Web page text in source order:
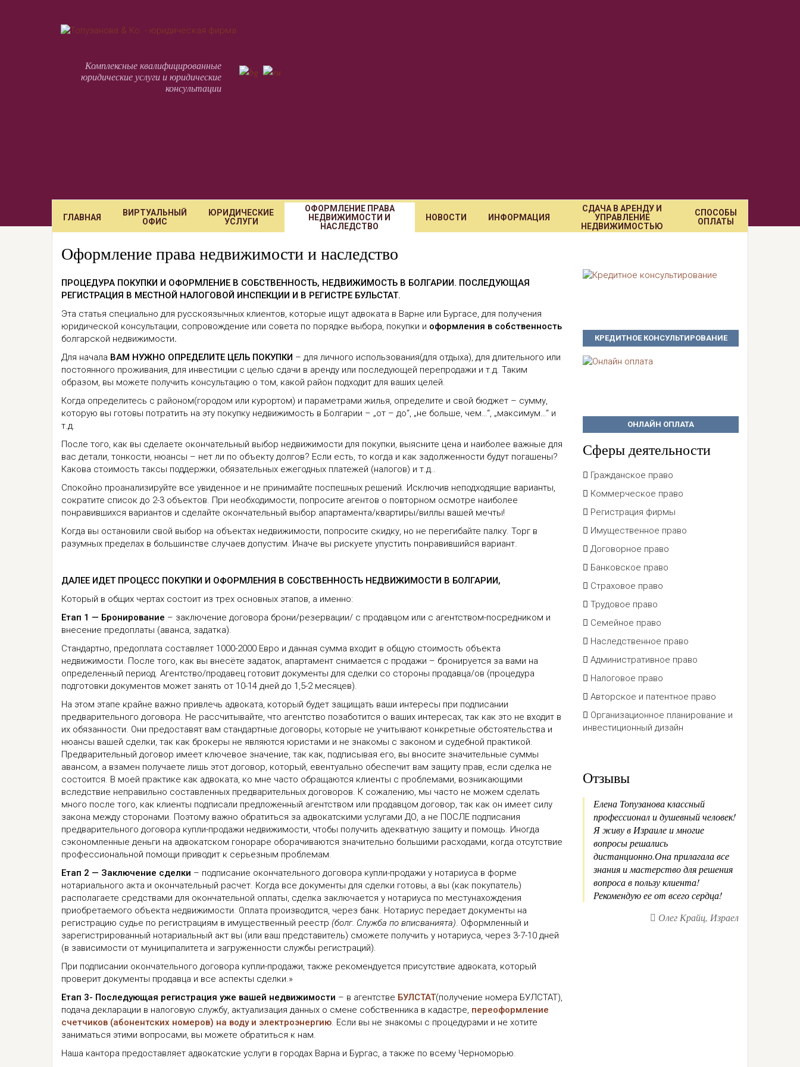
Комплексные квалифицированные
юридические услуги и юридические
консультации
ГЛАВНАЯ
ВИРТУАЛЬНЫЙ
ОФИС
ЮРИДИЧЕСКИЕ
УСЛУГИ
ОФОРМЛЕНИЕ ПРАВА
НЕДВИЖИМОСТИ И
НАСЛЕДСТВО
НОВОСТИ ИНФОРМАЦИЯ
СДАЧА В АРЕНДУ И
УПРАВЛЕНИЕ
НЕДВИЖИМОСТЬЮ
СПОСОБЫ
ОПЛАТЫ
Оформление права недвижимости и наследство
ПРОЦЕДУРА ПОКУПКИ И ОФОРМЛЕНИЕ В СОБСТВЕННОСТЬ, НЕДВИЖИМОСТЬ В БОЛГАРИИ. ПОСЛЕДУЮЩАЯ
РЕГИСТРАЦИЯ В МЕСТНОЙ НАЛОГОВОЙ ИНСПЕКЦИИ И В РЕГИСТРЕ БУЛЬСТАТ.
Эта статья специально для русскоязычных клиентов, которые ищут адвоката в Варне или Бургасе, для получения
юридической консультации, сопровождение или совета по порядке выбора, покупки и оформления в собственность
болгарской недвижимости.
Для начала ВАМ НУЖНО ОПРЕДЕЛИТЕ ЦЕЛЬ ПОКУПКИ – для личного использования(для отдыха), для длительного или
постоянного проживания, для инвестиции с целью сдачи в аренду или последующей перепродажи и т.д. Таким
образом, вы можете получить консультацию о том, какой район подходит для ваших целей.
Когда определитесь с районом(городом или курортом) и параметрами жилья, определите и свой бюджет – сумму,
которую вы готовы потратить на эту покупку недвижимость в Болгарии – „от – до“, „не больше, чем…“, „максимум…“ и
т.д.
После того, как вы сделаете окончательный выбор недвижимости для покупки, выясните цена и наиболее важные для
вас детали, тонкости, нюансы – нет ли по объекту долгов? Если есть, то когда и как задолженности будут погашены?
Какова стоимость таксы поддержки, обязательных ежегодных платежей (налогов) и т.д..
Спокойно проанализируйте все увиденное и не принимайте поспешных решений. Исключив неподходящие варианты,
сократите список до 2-3 объектов. При необходимости, попросите агентов о повторном осмотре наиболее
понравившихся вариантов и сделайте окончательный выбор апартамента/квартиры/виллы вашей мечты!
Когда вы остановили свой выбор на объектах недвижимости, попросите скидку, но не перегибайте палку. Торг в
разумных пределах в большинстве случаев допустим. Иначе вы рискуете упустить понравившийся вариант.
ДАЛЕЕ ИДЕТ ПРОЦЕСС ПОКУПКИ И ОФОРМЛЕНИЯ В СОБСТВЕННОСТЬ НЕДВИЖИМОСТИ В БОЛГАРИИ,
Который в общих чертах состоит из трех основных этапов, а именно:
Етап 1 — Бронирование – заключение договора брони/резервации/ с продавцом или с агентством-посредником и
внесение предоплаты (аванса, задатка).
Стандартно, предоплата составляет 1000-2000 Евро и данная сумма входит в общую стоимость объекта
недвижимости. После того, как вы внесёте задаток, апартамент снимается с продажи – бронируется за вами на
определенный период. Агентство/продавец готовит документы для сделки со стороны продавца/ов (процедура
подготовки документов может занять от 10-14 дней до 1,5-2 месяцев).
На этом этапе крайне важно привлечь адвоката, который будет защищать ваши интересы при подписании
предварительного договора. Не рассчитывайте, что агентство позаботится о ваших интересах, так как это не входит в
их обязанности. Они предоставят вам стандартные договоры, которые не учитывают конкретные обстоятельства и
нюансы вашей сделки, так как брокеры не являются юристами и не знакомы с законом и судебной практикой.
Предварительный договор имеет ключевое значение, так как, подписывая его, вы вносите значительные суммы
авансом, а взамен получаете лишь этот договор, который, евентуально обеспечит вам защиту прав, если сделка не
состоится. В моей практике как адвоката, ко мне часто обращаются клиенты с проблемами, возникающими
вследствие неправильно составленных предварительных договоров. К сожалению, мы часто не можем сделать
много после того, как клиенты подписали предложенный агентством или продавцом договор, так как он имеет силу
закона между сторонами. Поэтому важно обратиться за адвокатскими услугами ДО, а не ПОСЛЕ подписания
предварительного договора купли-продажи недвижимости, чтобы получить адекватную защиту и помощь. Иногда
сэкономленные деньги на адвокатском гонораре оборачиваются значительно большими расходами, когда отсутствие
профессиональной помощи приводит к серьезным проблемам.
Етап 2 — Заключение сделки – подписание окончательного договора купли-продажи у нотариуса в форме
нотариального акта и окончательный расчет. Когда все документы для сделки готовы, а вы (как покупатель)
располагаете средствами для окончательной оплаты, сделка заключается у нотариуса по местунахождения
приобретаемого объекта недвижимости. Оплата производится, через банк. Нотариус передает документы на
регистрацию судье по регистрациям в имущественный реестр (болг. Служба по вписванията). Оформленный и
зарегистрированный нотариальный акт вы (или ваш представитель) сможете получить у нотариуса, через 3-7-10 дней
(в зависимости от муниципалитета и загруженности службы регистраций).
При подписании окончательного договора купли-продажи, также рекомендуется присутствие адвоката, который
проверит документы продавца и все аспекты сделки.»
Етап 3- Последующая регистрация уже вашей недвижимости – в агентстве БУЛСТАТ(получение номера БУЛСТАТ),
подача декларации в налоговую службу, актуализация данных о смене собственника в кадастре, переоформление
счетчиков (абонентских номеров) на воду и электроэнергию. Если вы не знакомы с процедурами и не хотите
заниматься этими вопросами, вы можете обратиться к нам.
Наша кантора предоставляет адвокатские услуги в городах Варна и Бургас, а также по всему Черноморью.
КРЕДИТНОЕ КОНСУЛЬТИРОВАНИЕ
ОНЛАЙН ОПЛАТА
Сферы деятельности
Гражданское право
Коммерческое право
Регистрация фирмы
Имущественное право
Договорное право
Банковское право
Страховое право
Трудовое право
Семейное право
Наследственное право
Административное право
Налоговое право
Авторское и патентное право
Организационное планирование и
инвестиционный дизайн
Отзывы
Елена Топузанова классный
профессионал и душевный человек!
Я живу в Израиле и многие
вопросы решались
дистанционно.Она прилагала все
знания и мастерство для решения
вопроса в пользу клиента!
Рекомендую ее от всего сердца!
Олег Крайц, Израел